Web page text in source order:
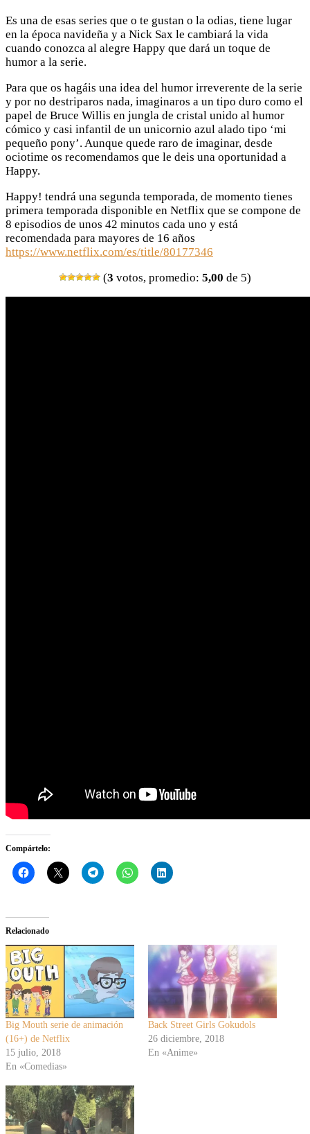
Es una de esas series que o te gustan o la odias, tiene lugar
en la época navideña y a Nick Sax le cambiará la vida
cuando conozca al alegre Happy que dará un toque de
humor a la serie.
Para que os hagáis una idea del humor irreverente de la serie
y por no destriparos nada, imaginaros a un tipo duro como el
papel de Bruce Willis en jungla de cristal unido al humor
cómico y casi infantil de un unicornio azul alado tipo ‘mi
pequeño pony’. Aunque quede raro de imaginar, desde
ociotime os recomendamos que le deis una oportunidad a
Happy.
Happy! tendrá una segunda temporada, de momento tienes
primera temporada disponible en Netflix que se compone de
8 episodios de unos 42 minutos cada uno y está
recomendada para mayores de 16 años
https://www.netflix.com/es/title/80177346
(3 votos, promedio: 5,00 de 5)
Compártelo:
Relacionado
Big Mouth serie de animación
(16+) de Netflix
15 julio, 2018
En «Comedias»
Back Street Girls Gokudols
26 diciembre, 2018
En «Anime»